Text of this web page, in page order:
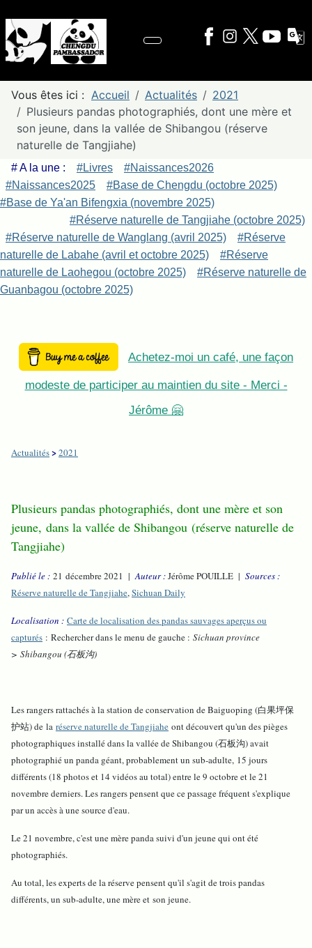
Vous êtes ici : Accueil Actualités
2021
Plusieurs pandas photographiés, dont une mère et
son jeune, dans la vallée de Shibangou (réserve
naturelle de Tangjiahe)
# A la une : #Livres
#Naissances2026
#Naissances2025
#Base de Chengdu (octobre 2025)
#Base de Ya'an Bifengxia (novembre 2025)
#Réserve naturelle de Tangjiahe (octobre 2025)
#Réserve naturelle de Wanglang (avril 2025)
#Réserve
naturelle de Labahe (avril et octobre 2025)
#Réserve
naturelle de Laohegou (octobre 2025)
#Réserve naturelle de
Guanbagou (octobre 2025)
Achetez-moi un café, une façon
modeste de participer au maintien du site - Merci -
Jérôme 🤗
Actualités>2021
Plusieurs pandas photographiés, dont une mère et son
jeune, dans la vallée de Shibangou (réserve naturelle de
Tangjiahe)
Publié le : 21 décembre 2021 |Auteur :Jérôme POUILLE | Sources :
Réserve naturelle de Tangjiahe,Sichuan Daily
Localisation : Carte de localisation des pandas sauvages aperçus ou
capturés : Rechercher dans le menu de gauche : Sichuan province
> Shibangou (石板沟)
Les rangers rattachés à la station de conservation de Baiguoping (白果坪保
护站) de la réserve naturelle de Tangjiahe ont découvert qu'un des pièges
photographiques installé dans la vallée de Shibangou (石板沟) avait
photographié un panda géant, probablement un sub-adulte, 15 jours
différents (18 photos et 14 vidéos au total) entre le 9 octobre et le 21
novembre derniers. Les rangers pensent que ce passage fréquent s'explique
par un accès à une source d'eau.
Le 21 novembre, c'est une mère panda suivi d'un jeune qui ont été
photographiés.
Au total, les experts de la réserve pensent qu'il s'agit de trois pandas
différents, un sub-adulte, une mère et son jeune.